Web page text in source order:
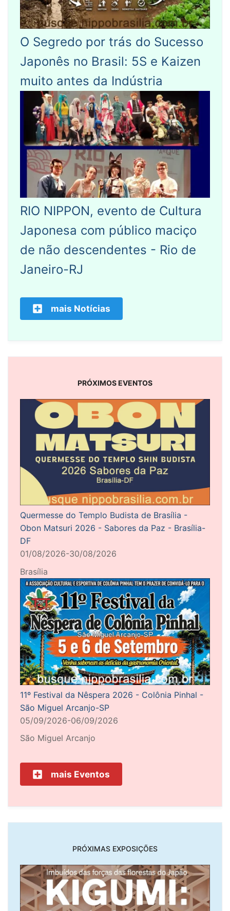
O Segredo por trás do Sucesso
Japonês no Brasil: 5S e Kaizen
muito antes da Indústria
RIO NIPPON, evento de Cultura
Japonesa com público maciço
de não descendentes - Rio de
Janeiro-RJ
mais Notícias
PRÓXIMOS EVENTOS
Quermesse do Templo Budista de Brasília -
Obon Matsuri 2026 - Sabores da Paz - Brasília-
DF
01/08/2026-30/08/2026
Brasília
11º Festival da Nêspera 2026 - Colônia Pinhal -
São Miguel Arcanjo-SP
05/09/2026-06/09/2026
São Miguel Arcanjo
mais Eventos
PRÓXIMAS EXPOSIÇÕES